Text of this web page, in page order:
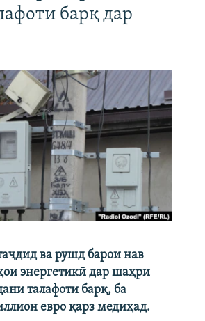
барқ дар
ва рушд барои нав
энергетикӣ дар шаҳри
талафоти барқ, ба
евро қарз медиҳад.